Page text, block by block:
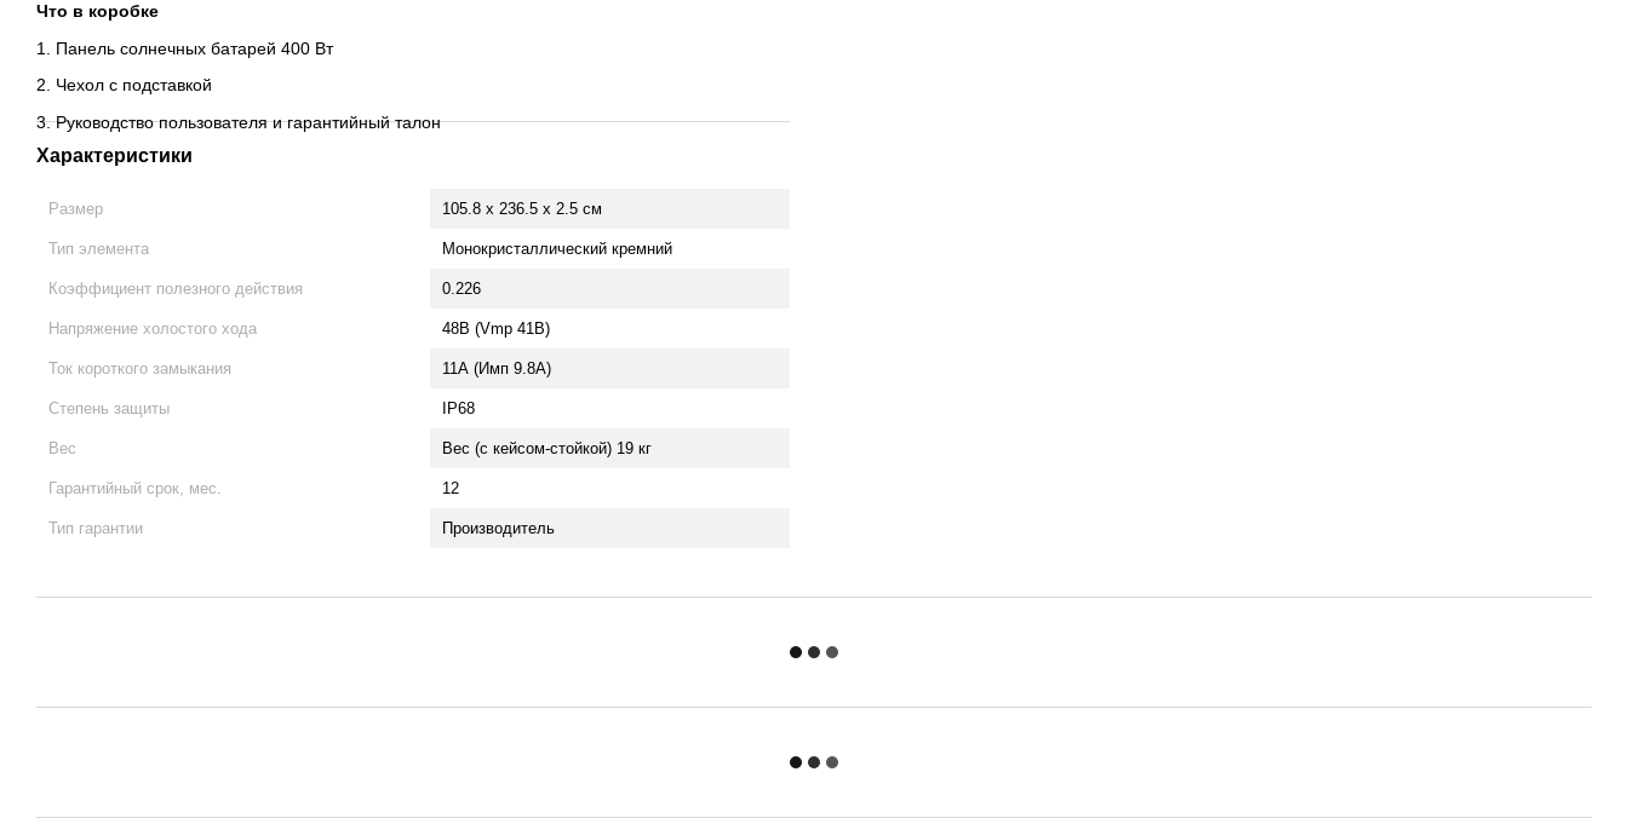
Что в коробке
1. Панель солнечных батарей 400 Вт
2. Чехол с подставкой
3. Руководство пользователя и гарантийный талон
Характеристики
Размер 105.8 x 236.5 x 2.5 см
Тип элемента Монокристаллический кремний
Коэффициент полезного действия 0.226
Напряжение холостого хода 48В (Vmp 41В)
Ток короткого замыкания 11А (Имп 9.8А)
Степень защиты IP68
Вес Вес (с кейсом-стойкой) 19 кг
Гарантийный срок, мес. 12
Тип гарантии Производитель